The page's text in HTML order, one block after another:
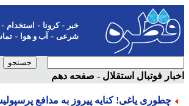
-کرونا-استخدام-
شرعی-آب و هوا-تماس-
5/18
فوتبال استقلال - صفحه دهم
چطوری یاغی! کنایه پیروز به مدافع پرسپولیس